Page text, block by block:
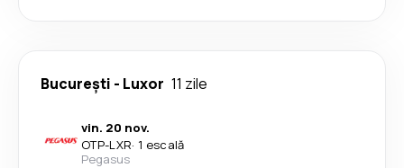
București - Luxor 11 zile
vin. 20 nov.
OTP-LXR· 1 escală
Pegasus